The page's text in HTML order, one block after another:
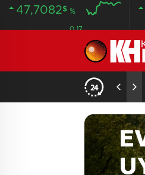
47,7082$ %
0.17